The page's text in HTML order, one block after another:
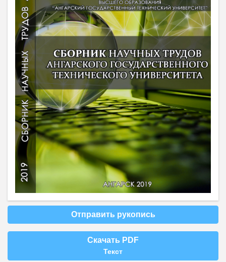
Отправить рукопись
Скачать PDF
Текст